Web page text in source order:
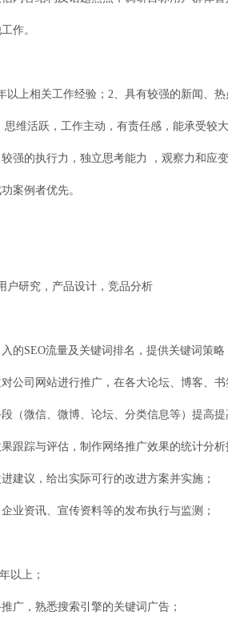
作。
上相关工作经验；2、具有较强的新闻、热
活跃，工作主动，有责任感，能承受较大
的执行力，独立思考能力 ，观察力和应变
案例者优先。
研究，产品设计，竞品分析
SEO流量及关键词排名，提供关键词策略
司网站进行推广，在各大论坛、博客、书
微信、微博、论坛、分类信息等）提高提
踪与评估，制作网络推广效果的统计分析
议，给出实际可行的改进方案并实施；
资讯、宣传资料等的发布执行与监测；
以上；
，熟悉搜索引擎的关键词广告；